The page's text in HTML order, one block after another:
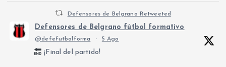
Defensores de Belgrano Retweeted
Defensores de Belgrano fútbol formativo
@defefutbolforma · 5 Ago
¡Final del partido!